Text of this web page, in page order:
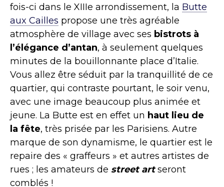
fois-ci dans le XIIIe arrondissement, la Butte
aux Cailles propose une très agréable
atmosphère de village avec ses bistrots à
l’élégance d’antan, à seulement quelques
minutes de la bouillonnante place d’Italie.
Vous allez être séduit par la tranquillité de ce
quartier, qui contraste pourtant, le soir venu,
avec une image beaucoup plus animée et
jeune. La Butte est en effet un haut lieu de
la fête, très prisée par les Parisiens. Autre
marque de son dynamisme, le quartier est le
repaire des « graffeurs » et autres artistes de
rues ; les amateurs de street artseront
comblés !